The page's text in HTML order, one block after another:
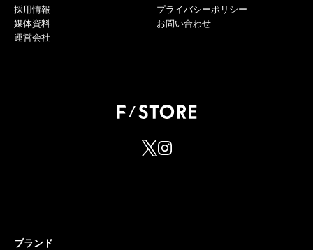
採用情報
媒体資料
運営会社
プライバシーポリシー
お問い合わせ
ブランド